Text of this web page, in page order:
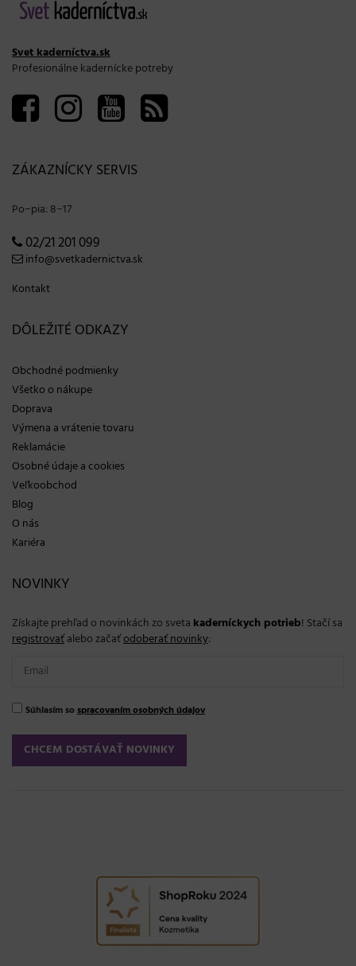
Svet kaderníctva.sk
Profesionálne kadernícke potreby
ZÁKAZNÍCKY SERVIS
Po−pia: 8−17
02/21 201 099
info@svetkadernictva.sk
Kontakt
DÔLEŽITÉ ODKAZY
Obchodné podmienky
Všetko o nákupe
Doprava
Výmena a vrátenie tovaru
Reklamácie
Osobné údaje a cookies
Veľkoobchod
Blog
O nás
Kariéra
NOVINKY
Získajte prehľad o novinkách zo sveta kaderníckych potrieb! Stačí sa
registrovaťalebo začaťodoberať novinky:
Súhlasím so spracovaním osobných údajov